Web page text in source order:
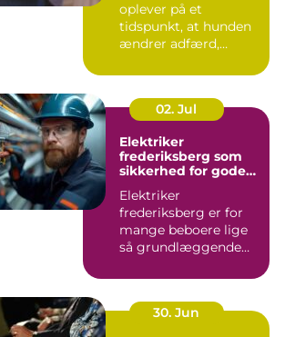
oplever på et
tidspunkt, at hunden
ændrer adfærd,
02. Jul
Elektriker
frederiksberg som
sikkerhed for gode
Elektriker
frederiksberg er for
mange beboere lige
så grundlæggende
varmekilder og...
30. Jun